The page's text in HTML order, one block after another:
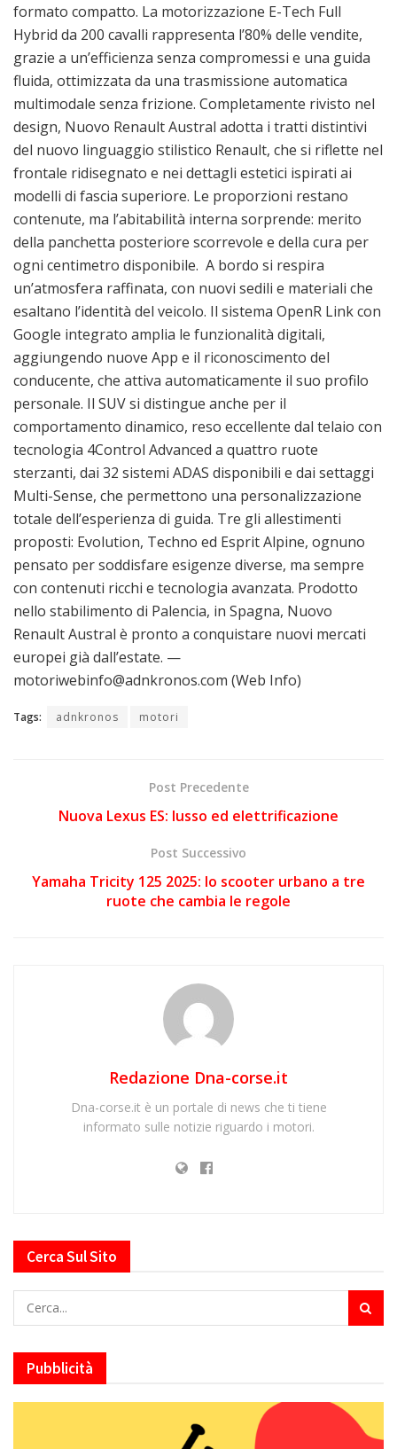
formato compatto. La motorizzazione E-Tech Full
Hybrid da 200 cavalli rappresenta l’80% delle vendite,
grazie a un’efficienza senza compromessi e una guida
fluida, ottimizzata da una trasmissione automatica
multimodale senza frizione. Completamente rivisto nel
design, Nuovo Renault Austral adotta i tratti distintivi
del nuovo linguaggio stilistico Renault, che si riflette nel
frontale ridisegnato e nei dettagli estetici ispirati ai
modelli di fascia superiore. Le proporzioni restano
contenute, ma l’abitabilità interna sorprende: merito
della panchetta posteriore scorrevole e della cura per
ogni centimetro disponibile. A bordo si respira
un’atmosfera raffinata, con nuovi sedili e materiali che
esaltano l’identità del veicolo. Il sistema OpenR Link con
Google integrato amplia le funzionalità digitali,
aggiungendo nuove App e il riconoscimento del
conducente, che attiva automaticamente il suo profilo
personale. Il SUV si distingue anche per il
comportamento dinamico, reso eccellente dal telaio con
tecnologia 4Control Advanced a quattro ruote
sterzanti, dai 32 sistemi ADAS disponibili e dai settaggi
Multi-Sense, che permettono una personalizzazione
totale dell’esperienza di guida. Tre gli allestimenti
proposti: Evolution, Techno ed Esprit Alpine, ognuno
pensato per soddisfare esigenze diverse, ma sempre
con contenuti ricchi e tecnologia avanzata. Prodotto
nello stabilimento di Palencia, in Spagna, Nuovo
Renault Austral è pronto a conquistare nuovi mercati
europei già dall’estate. —
motoriwebinfo@adnkronos.com (Web Info)
Tags: adnkronos motori
Post Precedente
Nuova Lexus ES: lusso ed elettrificazione
Post Successivo
Yamaha Tricity 125 2025: lo scooter urbano a tre
ruote che cambia le regole
Redazione Dna-corse.it
Dna-corse.it è un portale di news che ti tiene
informato sulle notizie riguardo i motori.
Cerca Sul Sito
Pubblicità